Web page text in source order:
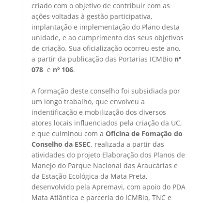
criado com o objetivo de contribuir com as
ações voltadas à gestão participativa,
implantação e implementação do Plano desta
unidade, e ao cumprimento dos seus objetivos
de criação. Sua oficialização ocorreu este ano,
a partir da publicação das Portarias ICMBio nº
078e nº 106.
A formação deste conselho foi subsidiada por
um longo trabalho, que envolveu a
indentificação e mobilização dos diversos
atores locais influenciados pela criação da UC,
e que culminou com a Oficina de Fomação do
Conselho da ESEC, realizada a partir das
atividades do projeto Elaboração dos Planos de
Manejo do Parque Nacional das Araucárias e
da Estação Ecológica da Mata Preta,
desenvolvido pela Apremavi, com apoio do PDA
Mata Atlântica e parceria do ICMBio, TNC e